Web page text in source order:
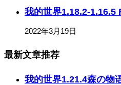
我的世界1.18.2-1.16.5
2022年3月19日
最新文章推荐
我的世界1.21.4森の物